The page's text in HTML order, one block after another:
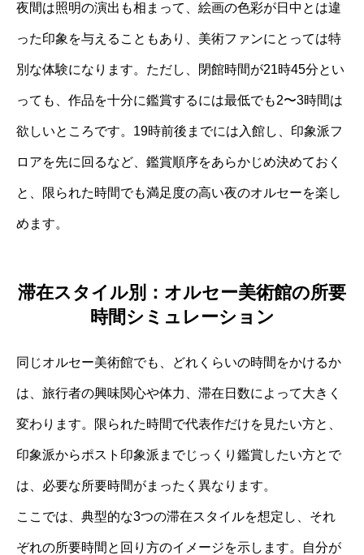
夜間は照明の演出も相まって、絵画の色彩が日中とは違
った印象を与えることもあり、美術ファンにとっては特
別な体験になります。ただし、閉館時間が21時45分とい
っても、作品を十分に鑑賞するには最低でも2〜3時間は
欲しいところです。19時前後までには入館し、印象派フ
ロアを先に回るなど、鑑賞順序をあらかじめ決めておく
と、限られた時間でも満足度の高い夜のオルセーを楽し
めます。
滞在スタイル別：オルセー美術館の所要
時間シミュレーション
同じオルセー美術館でも、どれくらいの時間をかけるか
は、旅行者の興味関心や体力、滞在日数によって大きく
変わります。限られた時間で代表作だけを見たい方と、
印象派からポスト印象派までじっくり鑑賞したい方とで
は、必要な所要時間がまったく異なります。
ここでは、典型的な3つの滞在スタイルを想定し、それ
ぞれの所要時間と回り方のイメージを示します。自分が